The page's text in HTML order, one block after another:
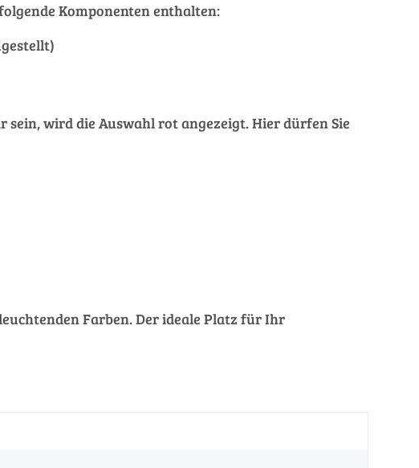
Komponenten enthalten:
sein, wird die Auswahl rot angezeigt. Hier dürfen Sie
Farben. Der ideale Platz für Ihr